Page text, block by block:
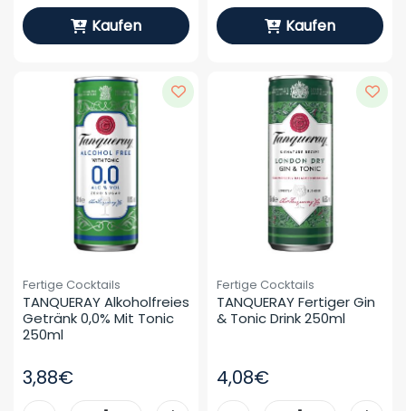
Kaufen Kaufen
Fertige Cocktails
TANQUERAY Alkoholfreies
Getränk 0,0% Mit Tonic
250ml
3,88€
Fertige Cocktails
TANQUERAY Fertiger Gin
& Tonic Drink 250ml
4,08€